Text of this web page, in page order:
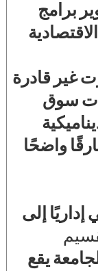
برامج
غير قادرة
سوق
واضحًا
إداريًا إلى
يقع